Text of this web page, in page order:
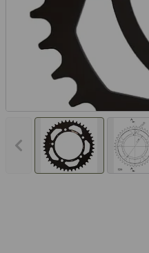
Vorheriges Bild anzeigen